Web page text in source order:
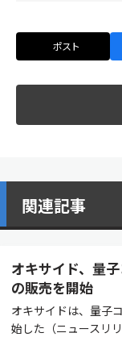
ポスト
関連記事
オキサイド、量
の販売を開始
オキサイドは、量子
始した（ニュースリ